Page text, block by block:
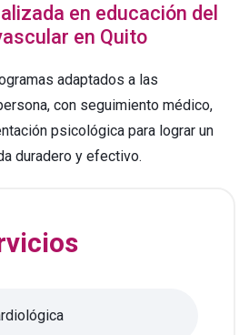
en educación del
en Quito
adaptados a las
con seguimiento médico,
psicológica para lograr un
duradero y efectivo.